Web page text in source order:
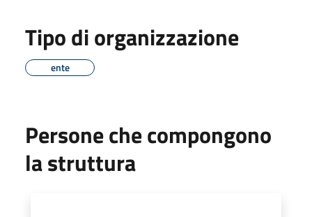
Tipo di organizzazione
ente
Persone che compongono
la struttura